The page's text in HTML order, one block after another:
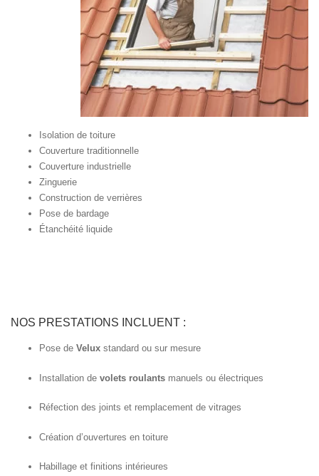
Isolation de toiture
Couverture traditionnelle
Couverture industrielle
Zinguerie
Construction de verrières
Pose de bardage
Étanchéité liquide
NOS PRESTATIONS INCLUENT :
Pose de Velux standard ou sur mesure
Installation de volets roulants manuels ou électriques
Réfection des joints et remplacement de vitrages
Création d’ouvertures en toiture
Habillage et finitions intérieures